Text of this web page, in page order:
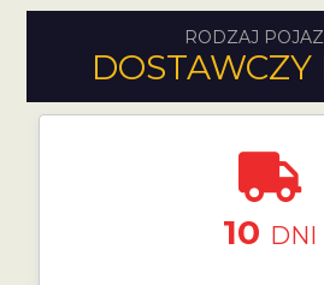
RODZAJ
DOSTAWCZY
10 DNI